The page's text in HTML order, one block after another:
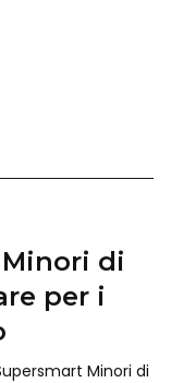
di
per i
Minori di